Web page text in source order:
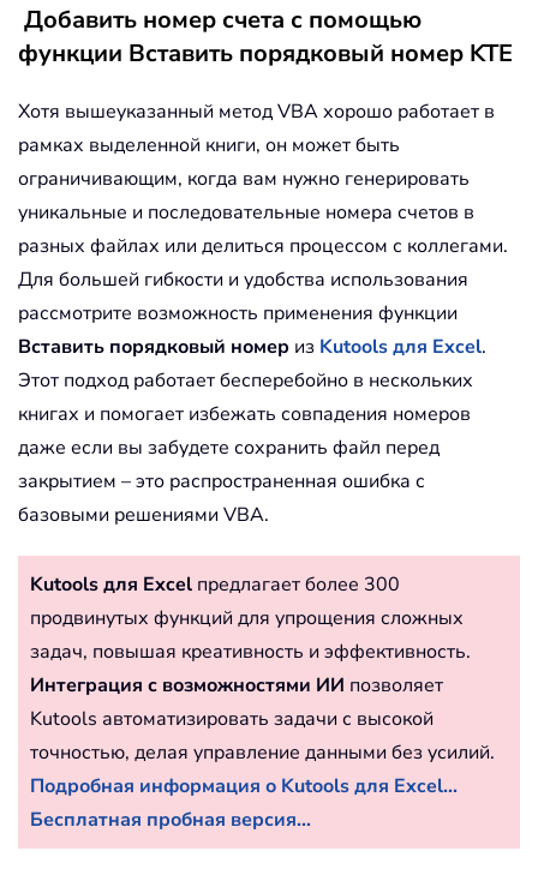
Добавить номер счета с помощью
функции Вставить порядковый номер KTE
Хотя вышеуказанный метод VBA хорошо работает в
рамках выделенной книги, он может быть
ограничивающим, когда вам нужно генерировать
уникальные и последовательные номера счетов в
разных файлах или делиться процессом с коллегами.
Для большей гибкости и удобства использования
рассмотрите возможность применения функции
Вставить порядковый номер из Kutools для Excel.
Этот подход работает бесперебойно в нескольких
книгах и помогает избежать совпадения номеров
даже если вы забудете сохранить файл перед
закрытием – это распространенная ошибка с
базовыми решениями VBA.
Kutools для Excel предлагает более 300
продвинутых функций для упрощения сложных
задач, повышая креативность и эффективность.
Интеграция с возможностями ИИ позволяет
Kutools автоматизировать задачи с высокой
точностью, делая управление данными без усилий.
Подробная информация о Kutools для Excel...
Бесплатная пробная версия...